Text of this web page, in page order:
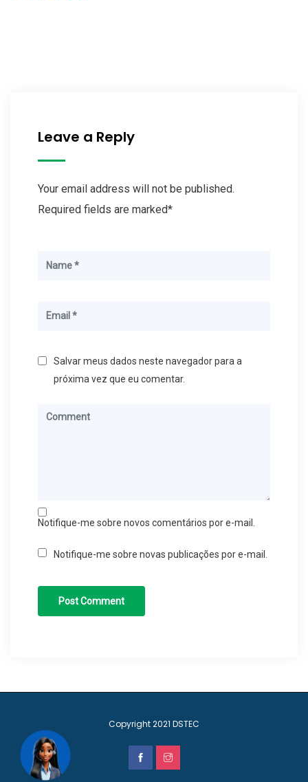
Leave a Reply
Your email address will not be published.
Required fields are marked*
Salvar meus dados neste navegador para a
próxima vez que eu comentar.
Notifique-me sobre novos comentários por e-mail.
Notifique-me sobre novas publicações por e-mail.
Copyright 2021 DSTEC